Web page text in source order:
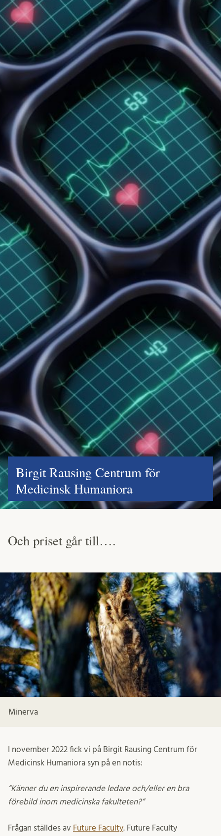
Birgit Rausing Centrum för
Medicinsk Humaniora
Och priset går till….
Minerva
I november 2022 fick vi på Birgit Rausing Centrum för
Medicinsk Humaniora syn på en notis:
“Känner du en inspirerande ledare och/eller en bra
förebild inom medicinska fakulteten?”
Frågan ställdes av Future Faculty. Future Faculty